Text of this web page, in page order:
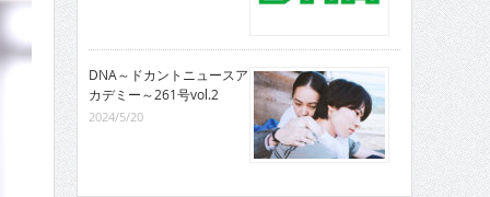
DNA～ドカントニュースア
カデミー～261号vol.2
2024/5/20